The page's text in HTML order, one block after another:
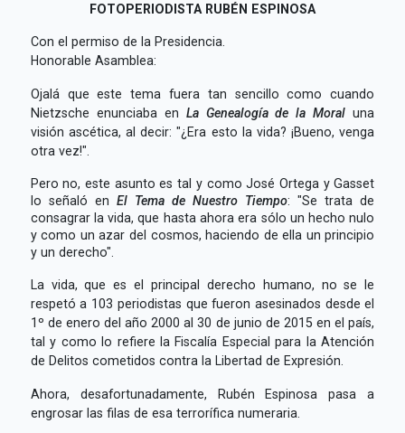
FOTOPERIODISTA RUBÉN ESPINOSA
Con el permiso de la Presidencia.
Honorable Asamblea:
Ojalá que este tema fuera tan sencillo como cuando
Nietzsche enunciaba en La Genealogía de la Moral una
visión ascética, al decir: "¿Era esto la vida? ¡Bueno, venga
otra vez!".
Pero no, este asunto es tal y como José Ortega y Gasset
lo señaló en El Tema de Nuestro Tiempo: "Se trata de
consagrar la vida, que hasta ahora era sólo un hecho nulo
y como un azar del cosmos, haciendo de ella un principio
y un derecho".
La vida, que es el principal derecho humano, no se le
respetó a 103 periodistas que fueron asesinados desde el
1º de enero del año 2000 al 30 de junio de 2015 en el país,
tal y como lo refiere la Fiscalía Especial para la Atención
de Delitos cometidos contra la Libertad de Expresión.
Ahora, desafortunadamente, Rubén Espinosa pasa a
engrosar las filas de esa terrorífica numeraria.